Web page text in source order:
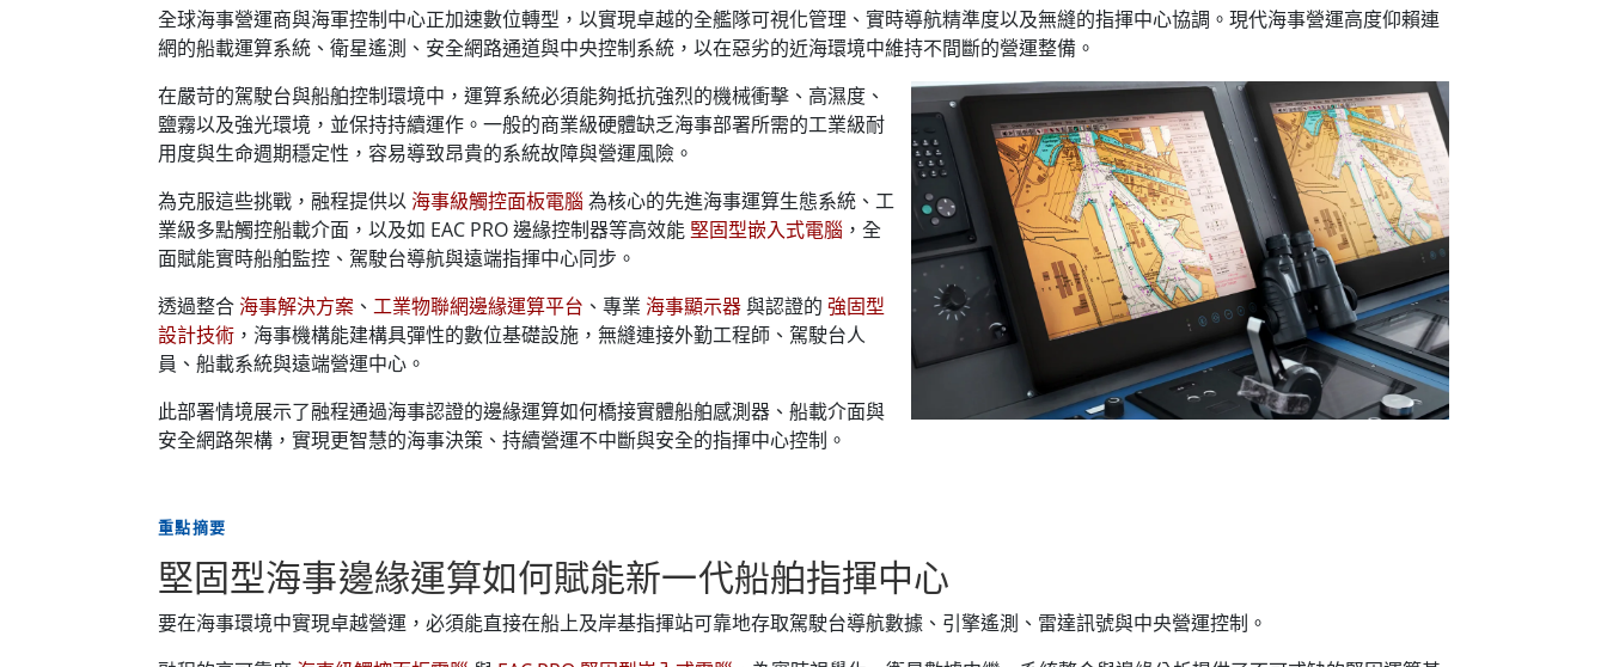
全球海事營運商與海軍控制中心正加速數位轉型，以實現卓越的全艦隊可視化管理、實時導航精準度以及無縫的指揮中心協調。現代海事營運高度仰賴連
網的船載運算系統、衛星遙測、安全網路通道與中央控制系統，以在惡劣的近海環境中維持不間斷的營運整備。
在嚴苛的駕駛台與船舶控制環境中，運算系統必須能夠抵抗強烈的機械衝擊、高濕度、
鹽霧以及強光環境，並保持持續運作。一般的商業級硬體缺乏海事部署所需的工業級耐
用度與生命週期穩定性，容易導致昂貴的系統故障與營運風險。
為克服這些挑戰，融程提供以 海事級觸控面板電腦 為核心的先進海事運算生態系統、工
業級多點觸控船載介面，以及如 EAC PRO 邊緣控制器等高效能 堅固型嵌入式電腦 ，全
面賦能實時船舶監控、駕駛台導航與遠端指揮中心同步。
透過整合 海事解決方案 、 工業物聯網邊緣運算平台 、專業 海事顯示器與認證的 強固型
設計技術 ，海事機構能建構具彈性的數位基礎設施，無縫連接外勤工程師、駕駛台人
員、船載系統與遠端營運中心。
此部署情境展示了融程通過海事認證的邊緣運算如何橋接實體船舶感測器、船載介面與
安全網路架構，實現更智慧的海事決策、持續營運不中斷與安全的指揮中心控制。
重點摘要
堅固型海事邊緣運算如何賦能新一代船舶指揮中心
要在海事環境中實現卓越營運，必須能直接在船上及岸基指揮站可靠地存取駕駛台導航數據、引擎遙測、雷達訊號與中央營運控制。